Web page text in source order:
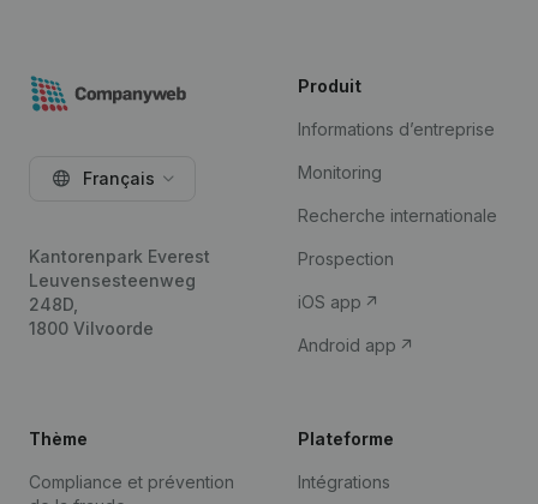
Français
Kantorenpark Everest
Leuvensesteenweg
248D,
1800 Vilvoorde
Produit
Informations d’entreprise
Monitoring
Recherche internationale
Prospection
iOS app
Android app
Thème
Compliance et prévention
Plateforme
Intégrations